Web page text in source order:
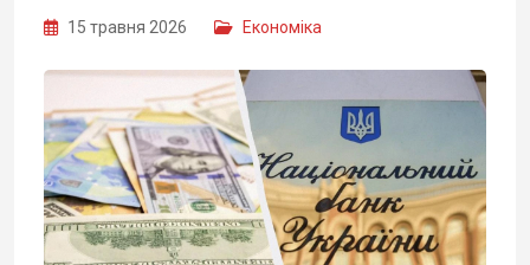
15 травня 2026 Економіка